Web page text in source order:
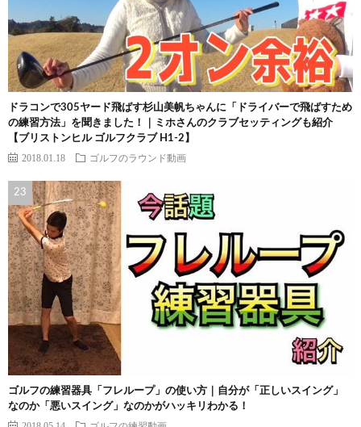
ドラコンで305ヤード飛ばす杉山美帆ちゃんに「ドライバーで飛ばすため
の練習方法」を聞きました！｜ミホさんのクラブセッティングも紹介
【ブリストンヒル ゴルフクラブ H1-2】
2018.01.18 ゴルフのラウンド動画
ゴルフの練習器具「フレループ」の使い方｜自分が「正しいスイング」
なのか「悪いスイング」なのかがハッキリわかる！